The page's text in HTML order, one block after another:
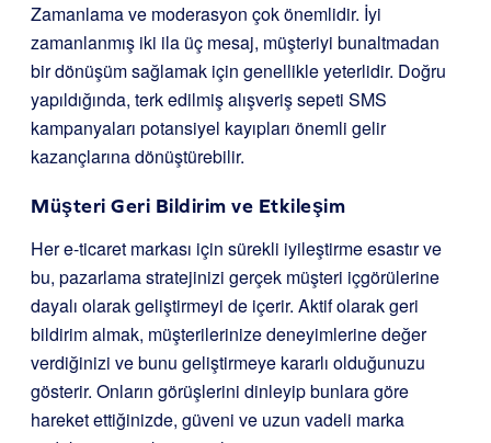
Zamanlama ve moderasyon çok önemlidir. İyi
zamanlanmış iki ila üç mesaj, müşteriyi bunaltmadan
bir dönüşüm sağlamak için genellikle yeterlidir. Doğru
yapıldığında, terk edilmiş alışveriş sepeti SMS
kampanyaları potansiyel kayıpları önemli gelir
kazançlarına dönüştürebilir.
Müşteri Geri Bildirim ve Etkileşim
Her e-ticaret markası için sürekli iyileştirme esastır ve
bu, pazarlama stratejinizi gerçek müşteri içgörülerine
dayalı olarak geliştirmeyi de içerir. Aktif olarak geri
bildirim almak, müşterilerinize deneyimlerine değer
verdiğinizi ve bunu geliştirmeye kararlı olduğunuzu
gösterir. Onların görüşlerini dinleyip bunlara göre
hareket ettiğinizde, güveni ve uzun vadeli marka